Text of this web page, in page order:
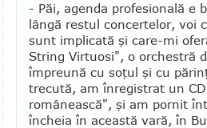
- Păi, agenda profesională e
lângă restul concertelor, voi
sunt implicată şi care-mi
String Virtuosi", o orchestră
împreună cu soţul şi cu
trecută, am înregistrat un
românească", şi am pornit
încheia în această vară, în